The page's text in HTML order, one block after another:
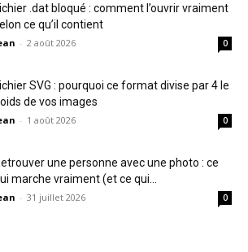
.dat bloqué : comment l’ouvrir vraiment
ce qu’il contient
- 2 août 2026 0
SVG : pourquoi ce format divise par 4 le
de vos images
- 1 août 2026 0
une personne avec une photo : ce
marche vraiment (et ce qui...
- 31 juillet 2026 0